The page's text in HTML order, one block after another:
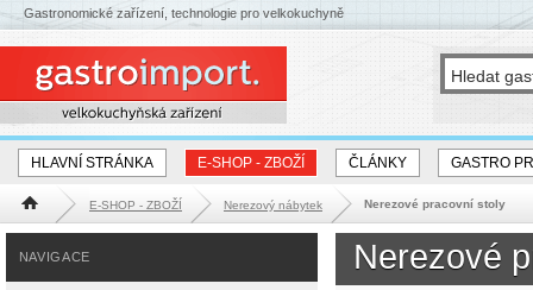
HLAVNÍ STRÁNKA E-SHOP - ZBOŽÍ ČLÁNKY GASTRO
Hlavní stránka E-SHOP - ZBOŽÍ Nerezový nábytek Nerezové pracovní stoly
Nerezové
NAVIGACE
Gastronomické zařízení, technologie pro velkokuchyně